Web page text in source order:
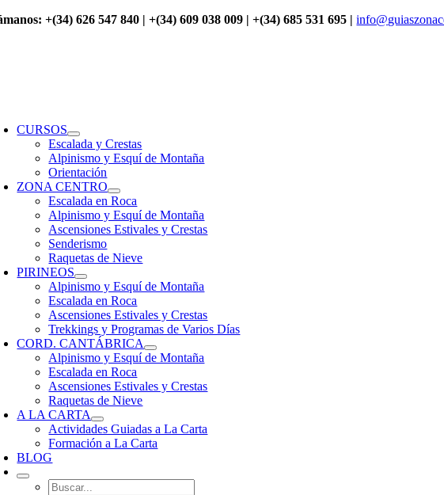
Saltar +(34) 626 547 840 | +(34) 609 038 009 | +(34) 685 531 695 |
CURSOS
Escalada y Crestas
Alpinismo y Esquí de Montaña
Orientación
ZONA CENTRO
Escalada en Roca
Alpinismo y Esquí de Montaña
Ascensiones Estivales y Crestas
Senderismo
Raquetas de Nieve
PIRINEOS
Alpinismo y Esquí de Montaña
Escalada en Roca
Ascensiones Estivales y Crestas
Trekkings y Programas de Varios Días
CORD. CANTÁBRICA
Alpinismo y Esquí de Montaña
Escalada en Roca
Ascensiones Estivales y Crestas
Raquetas de Nieve
A LA CARTA
Actividades Guiadas a La Carta
Formación a La Carta
BLOG
Buscar: